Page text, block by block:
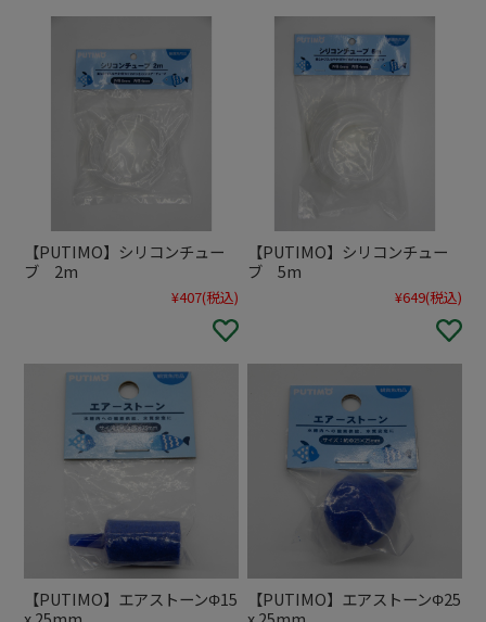
【PUTIMO】シリコンチュー
ブ 2m
¥407(税込)
【PUTIMO】シリコンチュー
ブ 5m
¥649(税込)
【PUTIMO】エアストーンΦ15
【PUTIMO】エアストーンΦ25